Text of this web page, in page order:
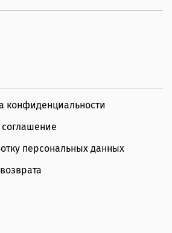
конфиденциальности
соглашение
персональных данных